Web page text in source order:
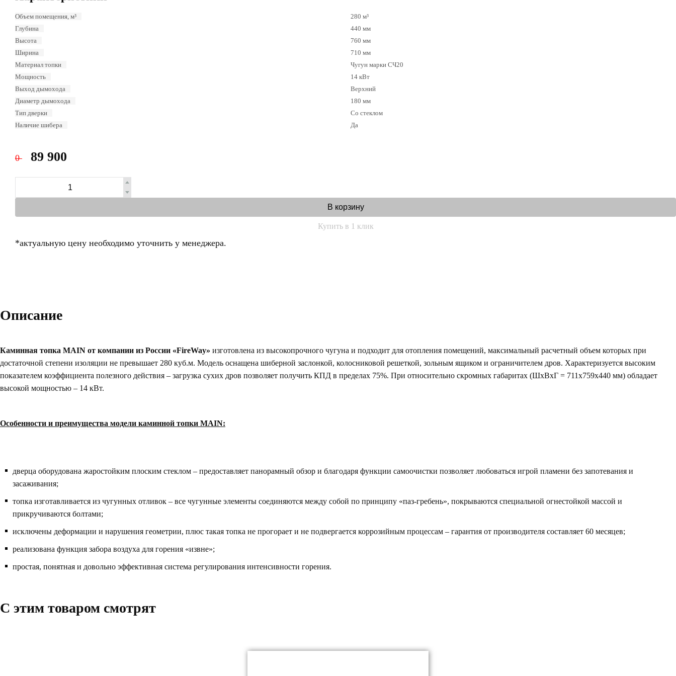
Объем помещения, м³
280 м³
Глубина
440 мм
Высота
760 мм
Ширина
710 мм
Материал топки
Чугун марки СЧ20
Мощность
14 кВт
Выход дымохода
Верхний
Диаметр дымохода
180 мм
Тип дверки
Со стеклом
Наличие шибера
Да
0 89 900
В корзину
Купить в 1 клик
*актуальную цену необходимо уточнить у менеджера.
Описание
Каминная топка MAIN от компании из России «FireWay» изготовлена из высокопрочного чугуна и подходит для отопления помещений, максимальный расчетный объем которых при
достаточной степени изоляции не превышает 280 куб.м. Модель оснащена шиберной заслонкой, колосниковой решеткой, зольным ящиком и ограничителем дров. Характеризуется высоким
показателем коэффициента полезного действия – загрузка сухих дров позволяет получить КПД в пределах 75%. При относительно скромных габаритах (ШхВхГ = 711х759х440 мм) обладает
высокой мощностью – 14 кВт.
Особенности и преимущества модели каминной топки MAIN:
дверца оборудована жаростойким плоским стеклом – предоставляет панорамный обзор и благодаря функции самоочистки позволяет любоваться игрой пламени без запотевания и
засаживания;
топка изготавливается из чугунных отливок – все чугунные элементы соединяются между собой по принципу «паз-гребень», покрываются специальной огнестойкой массой и
прикручиваются болтами;
исключены деформации и нарушения геометрии, плюс такая топка не прогорает и не подвергается коррозийным процессам – гарантия от производителя составляет 60 месяцев;
реализована функция забора воздуха для горения «извне»;
простая, понятная и довольно эффективная система регулирования интенсивности горения.
C этим товаром смотрят